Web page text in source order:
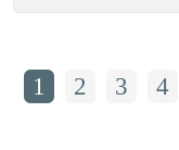
1 2 3 4